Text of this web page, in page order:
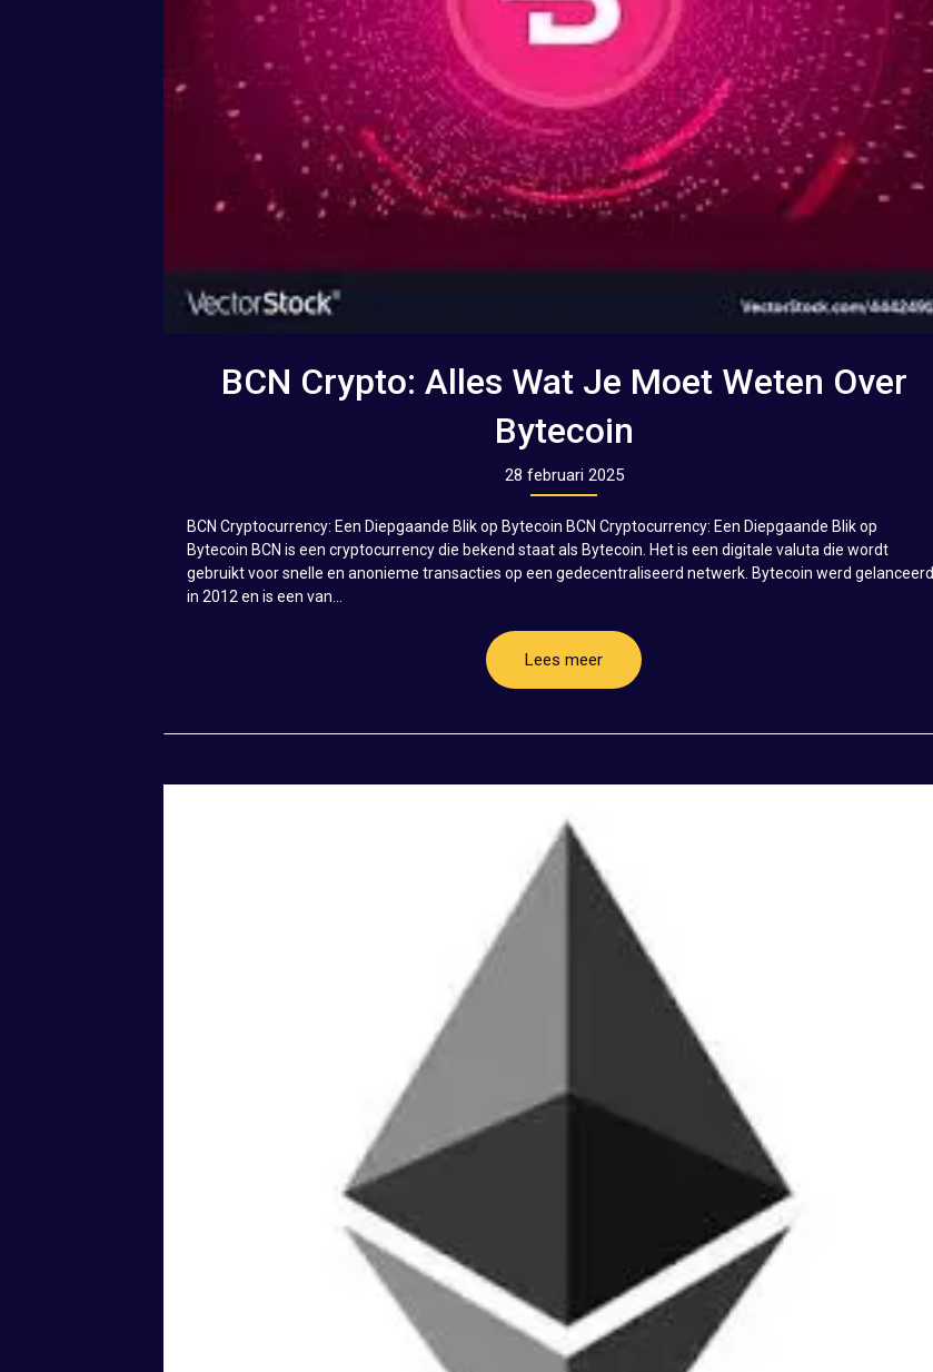
BCN Crypto: Alles Wat Je Moet Weten Over
Bytecoin
28 februari 2025
BCN Cryptocurrency: Een Diepgaande Blik op Bytecoin BCN Cryptocurrency: Een Diepgaande Blik op
Bytecoin BCN is een cryptocurrency die bekend staat als Bytecoin. Het is een digitale valuta die wordt
gebruikt voor snelle en anonieme transacties op een gedecentraliseerd netwerk. Bytecoin werd gelanceerd
in 2012 en is een van...
Lees meer